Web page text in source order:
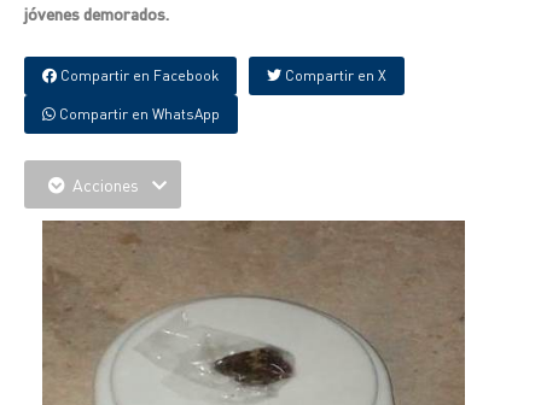
jóvenes demorados.
Compartir en Facebook Compartir en X
Compartir en WhatsApp
Acciones